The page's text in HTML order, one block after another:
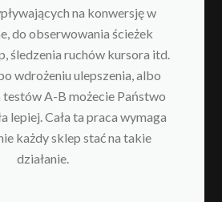
na konwersję w
do obserwowania ścieżek
śledzenia ruchów kursora itd.
wdrożeniu ulepszenia, albo
A-B możecie Państwo
lepiej. Cała ta praca wymaga
każdy sklep stać na takie
działanie.